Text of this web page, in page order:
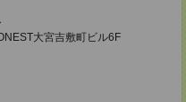
大宮吉敷町ビル6F